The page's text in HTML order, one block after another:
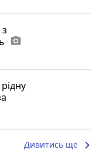
photo_camera
Дивитись ще keyboard_arrow_right